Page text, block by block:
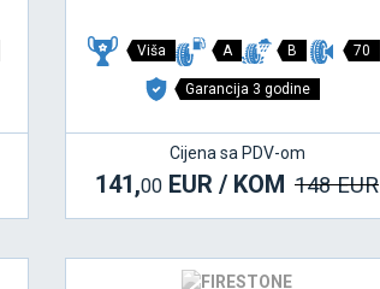
Viša A B 70
Garancija 3 godine
Cijena sa PDV-om
141,00 EUR / KOM 148 EUR